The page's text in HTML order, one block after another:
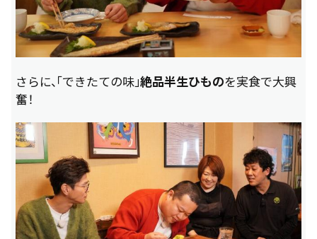
さらに、「できたての味」絶品半生ひものを実食で大興
奮！